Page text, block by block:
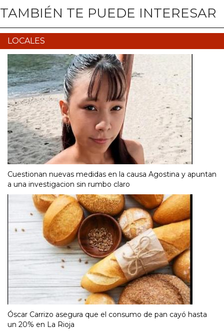
TAMBIÉN TE PUEDE INTERESAR
LOCALES
Cuestionan nuevas medidas en la causa Agostina y apuntan
a una investigacion sin rumbo claro
Óscar Carrizo asegura que el consumo de pan cayó hasta
un 20% en La Rioja